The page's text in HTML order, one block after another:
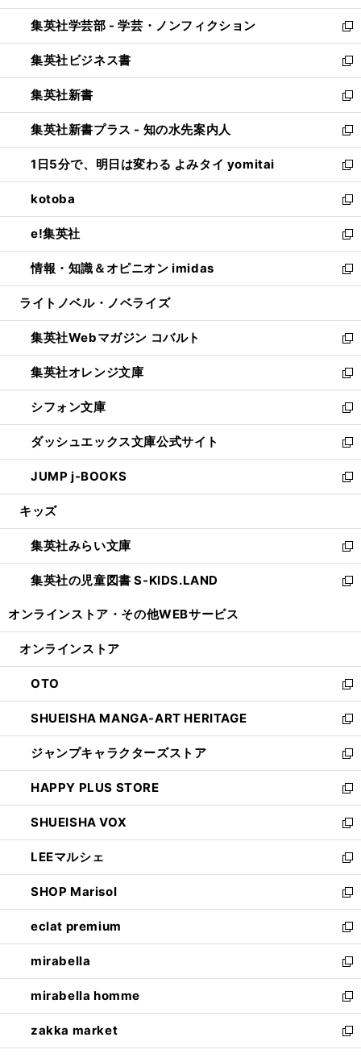
開
く
ウ
で
開
く
ン
ド
ウ
で
開
く
ウ
ィ
ン
ド
ウ
で
開
く
集英社学芸部 - 学芸・ノンフィクション
新
し
い
ウ
ィ
ン
ド
ウ
で
開
く
集英社ビジネス書
新
し
い
ウ
ィ
ン
ド
ウ
で
開
く
集英社新書
新
し
い
ウ
ィ
ン
ド
ウ
で
開
く
集英社新書プラス - 知の水先案内人
新
し
い
ウ
ィ
ン
ド
ウ
で
開
1日5分で、明日は変わる よみタイ yomitai
新
し
い
ウ
ィ
ン
ド
ウ
開
く
kotoba
新
し
い
ウ
ィ
ン
ウ
で
開
く
e!集英社
新
し
い
ウ
ン
ド
ウ
で
開
く
情報・知識＆オピニオン imidas
新
し
ウ
ィ
ン
ド
ウ
で
開
く
ライトノベル・ノベライズ
集英社Webマガジン コバルト
新
し
い
ウ
ィ
ン
ド
ウ
で
開
集英社オレンジ文庫
新
し
い
ウ
ィ
ン
ド
ウ
開
く
シフォン文庫
新
し
い
ウ
ィ
ン
ウ
で
開
く
ダッシュエックス文庫公式サイト
新
し
い
ウ
ン
ド
ウ
で
JUMP j-BOOKS
新
し
ウ
ィ
ン
ド
開
キッズ
集英社みらい文庫
新
し
い
ン
ウ
で
開
く
集英社の児童図書 S-KIDS.LAND
新
ウ
ン
ド
ウ
で
開
く
オンラインストア・ その他WEBサービス
オンラインストア
OTO
新
し
い
ウ
ィ
ン
ド
ウ
で
開
く
SHUEISHA MANGA-ART HERITAGE
新
し
い
ウ
ィ
ン
ド
ウ
で
開
く
ジャンプキャラクターズストア
新
し
い
ウ
ィ
ン
ド
ウ
で
開
く
HAPPY PLUS STORE
新
し
い
ウ
ィ
ン
ド
ウ
で
開
く
SHUEISHA VOX
新
し
い
ウ
ィ
ン
ド
ウ
で
開
く
LEEマルシェ
新
し
い
ウ
ィ
ン
ド
ウ
で
開
く
SHOP Marisol
新
し
い
ウ
ィ
ン
ド
ウ
で
開
eclat premium
新
し
い
ウ
ィ
ン
ド
ウ
mirabella
新
し
い
ウ
ィ
ン
mirabella homme
新
し
い
ウ
zakka market
新
し